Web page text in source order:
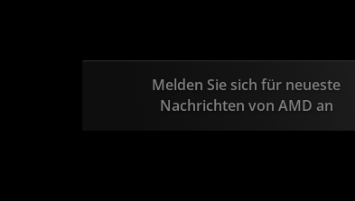
Melden Sie sich für neueste
Nachrichten von AMD an